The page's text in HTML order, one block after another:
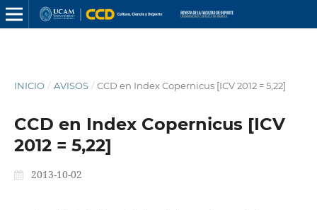
INICIO / AVISOS / CCD en Index Copernicus [ICV 2012 = 5,22]
CCD en Index Copernicus [ICV
2012 = 5,22]
2013-10-02